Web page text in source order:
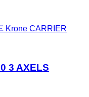
Krone CARRIER
3 AXELS